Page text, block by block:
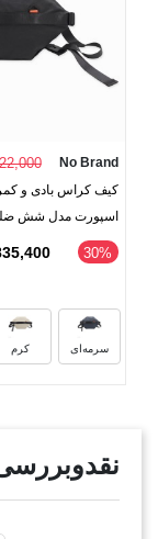
No Brand
2,622,000
کیف کراس بادی و
اسپورت مدل شش
‎30%
1,835,400
سرمه‌ای کرم